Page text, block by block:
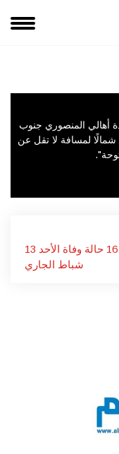
أهالي المنصوري جنوب
شمالًا لمسافة لا تقل عن
كورونا لبنان : 4443 إصابة جديدة و 16 حالة وفاة الأحد 13
شباط الجاري